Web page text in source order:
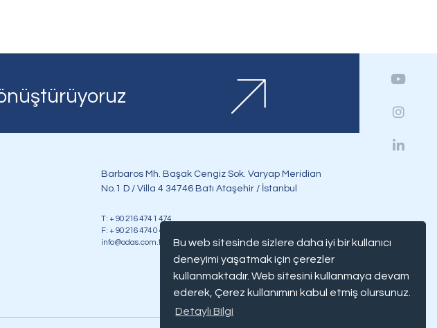
Bu web sitesinde sizlere daha iyi bir kullanıcı
deneyimi yaşatmak için çerezler
kullanmaktadır. Web sitesini kullanmaya devam
ederek, Çerez kullanımını kabul etmiş olursunuz.
Detaylı Bilgi
Barbaros Mh. Başak Cengiz Sok. Varyap Meridian
No.1 D / Villa 4 34746 Batı Ataşehir / İstanbul
T: + 90 216 474 1 474
F: + 90 216 474 0 474
info@odas.com.tr